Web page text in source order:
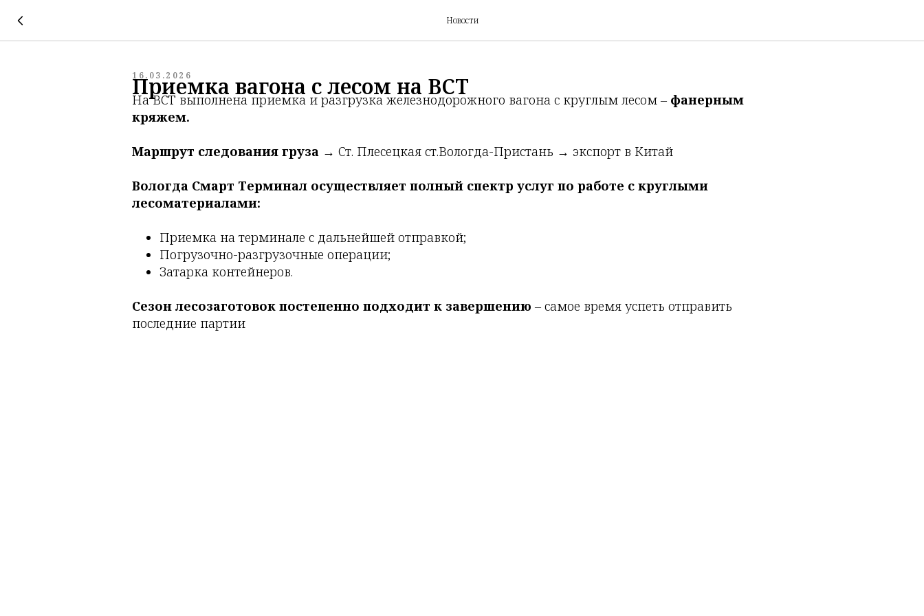
Новости
16.03.2026
Приемка вагона с лесом на ВСТ
На ВСТ выполнена приемка и разгрузка железнодорожного вагона с круглым лесом – фанерным
кряжем.
Маршрут следования груза → Ст. Плесецкая ст.Вологда-Пристань → экспорт в Китай
Вологда Смарт Терминал осуществляет полный спектр услуг по работе с круглыми
лесоматериалами:
Приемка на терминале с дальнейшей отправкой;
Погрузочно-разгрузочные операции;
Затарка контейнеров.
Сезон лесозаготовок постепенно подходит к завершению – самое время успеть отправить
последние партии